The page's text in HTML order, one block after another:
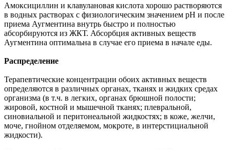
Амоксициллин и клавулановая кислота хорошо растворяются
в водных растворах с физиологическим значением pH и после
приема Аугментина внутрь быстро и полностью
абсорбируются из ЖКТ. Абсорбция активных веществ
Аугментина оптимальна в случае его приема в начале еды.
Распределение
Терапевтические концентрации обоих активных веществ
определяются в различных органах, тканях и жидких средах
организма (в т.ч. в легких, органах брюшной полости;
жировой, костной и мышечной тканях; плевральной,
синовиальной и перитонеальной жидкостях; в коже, желчи,
моче, гнойном отделяемом, мокроте, в интерстициальной
жидкости).